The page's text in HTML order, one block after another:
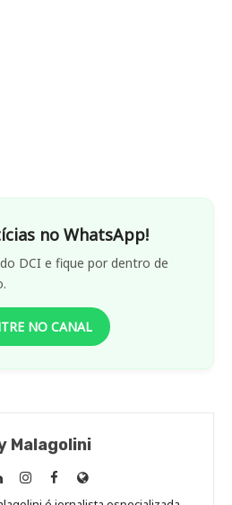
no WhatsApp!
DCI e fique por dentro de
NO CANAL
Malagolini
Anny
Malagolini
Anny
Malagolini
Anny
Malagolini
Site
de